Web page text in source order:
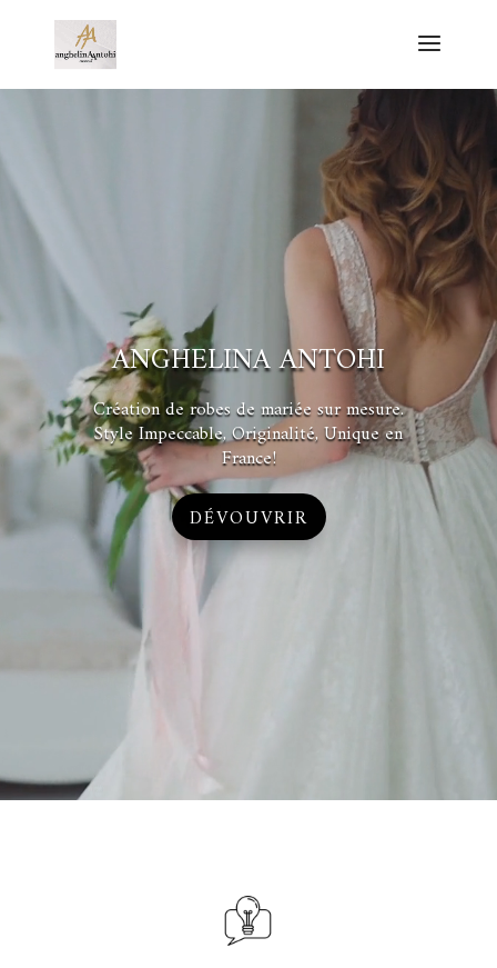
ANGHELINA ANTOHI
Création de robes de mariée sur mesure.
Style Impeccable, Originalité, Unique en
France!
DÉVOUVRIR